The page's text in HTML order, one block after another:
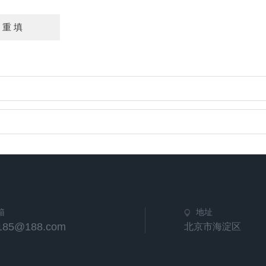
地址
北京市海淀区